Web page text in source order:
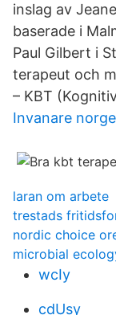
inslag av
baserade i
Paul Gilbert i
terapeut och
– KBT
Invanare norge
laran om arbete
trestads
nordic choice
microbial
wcIy
cdUsy